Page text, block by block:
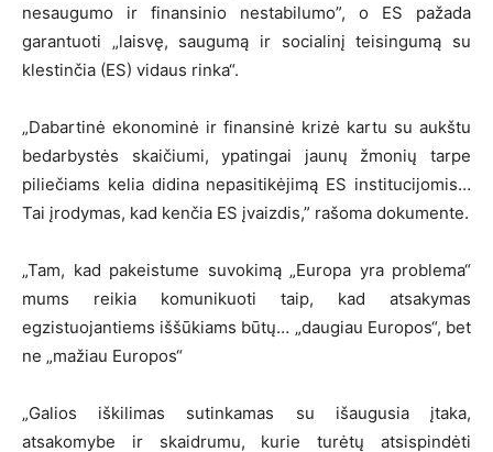
nesaugumo ir finansinio nestabilumo”, o ES pažada
garantuoti „laisvę, saugumą ir socialinį teisingumą su
klestinčia (ES) vidaus rinka“.
„Dabartinė ekonominė ir finansinė krizė kartu su aukštu
bedarbystės skaičiumi, ypatingai jaunų žmonių tarpe
piliečiams kelia didina nepasitikėjimą ES institucijomis…
Tai įrodymas, kad kenčia ES įvaizdis,” rašoma dokumente.
„Tam, kad pakeistume suvokimą „Europa yra problema“
mums reikia komunikuoti taip, kad atsakymas
egzistuojantiems iššūkiams būtų… „daugiau Europos“, bet
ne „mažiau Europos“
„Galios iškilimas sutinkamas su išaugusia įtaka,
atsakomybe ir skaidrumu, kurie turėtų atsispindėti